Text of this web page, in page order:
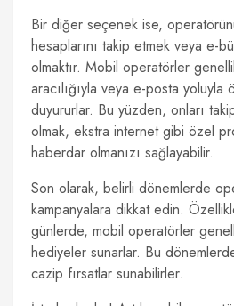
Bir diğer seçenek ise,
hesaplarını takip etmek veya e-
olmaktır. Mobil operatörler
aracılığıyla veya e-posta yoluyla
duyururlar. Bu yüzden, onları
olmak, ekstra internet gibi özel
haberdar olmanızı sağlayabilir.
Son olarak, belirli dönemlerde
kampanyalara dikkat edin.
günlerde, mobil operatörler
hediyeler sunarlar. Bu
cazip fırsatlar sunabilirler.